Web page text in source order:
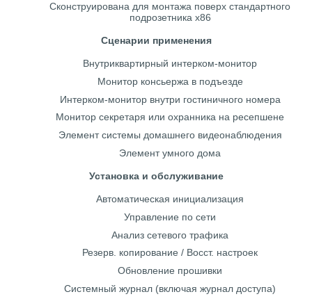
Сконструирована для монтажа поверх стандартного
подрозетника x86
Сценарии применения
Внутриквартирный интерком-монитор
Монитор консьержа в подъезде
Интерком-монитор внутри гостиничного номера
Монитор секретаря или охранника на ресепшене
Элемент системы домашнего видеонаблюдения
Элемент умного дома
Установка и обслуживание
Автоматическая инициализация
Управление по сети
Анализ сетевого трафика
Резерв. копирование / Восст. настроек
Обновление прошивки
Системный журнал (включая журнал доступа)